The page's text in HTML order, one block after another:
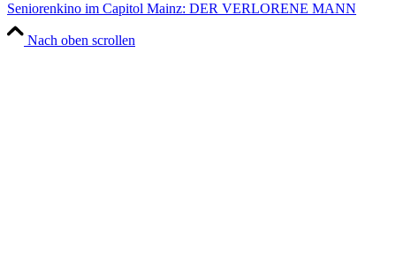
Seniorenkino im Capitol Mainz: DER VERLORENE MANN
Nach oben scrollen